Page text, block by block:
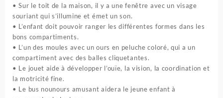
• Sur le toit de la maison, il y a une fenêtre avec un visage
souriant qui s’illumine et émet un son.
• L’enfant doit pouvoir ranger les différentes formes dans les
bons compartiments.
• L’un des moules avec un ours en peluche coloré, qui a un
compartiment avec des balles cliquetantes.
• Le jouet aide à développer l’ouïe, la vision, la coordination et
la motricité fine.
• Le bus nounours amusant aidera le jeune enfant à